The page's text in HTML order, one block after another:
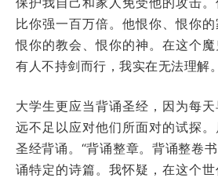
比你强一百万倍。他恨你、恨你的
恨你的教会、恨你的神。在这个
有人不持剑而行，我实在无法理解
大学生更应当背诵圣经，因为每
远不足以应对他们所面对的试探
圣经背诵。“背诵整章。背诵整卷
诵特定的诗篇。我怀疑，在这个